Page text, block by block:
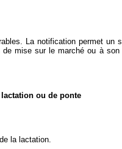
La notification permet un
mise sur le marché ou à
ou de ponte
la lactation.